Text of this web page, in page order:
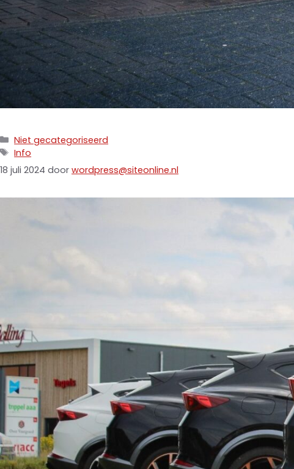
Niet gecategoriseerd
Info
18 juli 2024 door wordpress@siteonline.nl